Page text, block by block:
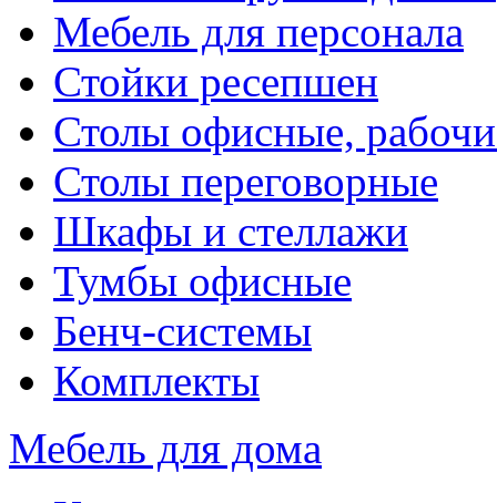
Мебель для персонала
Стойки ресепшен
Столы офисные,
Столы переговорные
Шкафы и стеллажи
Тумбы офисные
Бенч-системы
Комплекты
Мебель для дома